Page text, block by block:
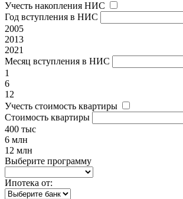
Учесть накопления НИС
Год вступления в НИС
2005
2013
2021
Месяц вступления в НИС
1
6
12
Учесть стоимость квартиры
Стоимость квартиры
400 тыс
6 млн
12 млн
Выберите программу
Ипотека от: